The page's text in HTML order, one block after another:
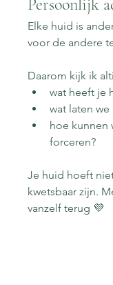
Persoonlijk
Elke huid is
voor de andere
Daarom kijk ik
wat heeft je
wat laten
hoe kunnen
forceren?
Je huid hoeft
kwetsbaar zijn.
vanzelf terug 💜